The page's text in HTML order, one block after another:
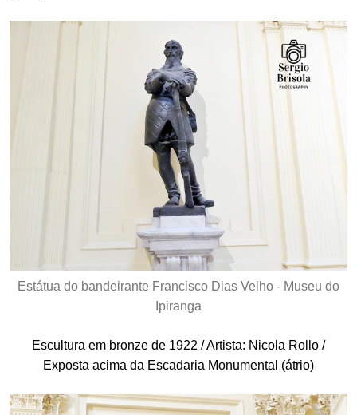
Estátua do bandeirante Francisco Dias Velho - Museu do
Ipiranga
Escultura em bronze de 1922 / Artista: Nicola Rollo /
Exposta acima da Escadaria Monumental (átrio)